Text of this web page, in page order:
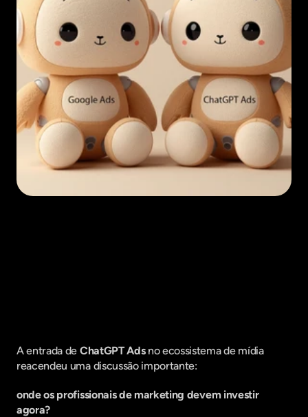
A entrada de ChatGPT Ads no ecossistema de mídia
reacendeu uma discussão importante:
onde os profissionais de marketing devem investir
agora?